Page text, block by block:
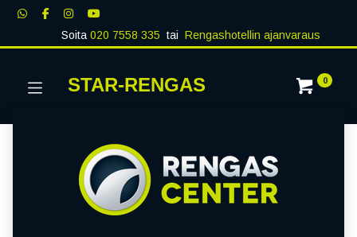
Soita020 7558 335 tai Rengashotellin ajanvaraus
STAR-RENGAS 0